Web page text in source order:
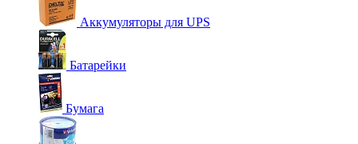
Аккумуляторы для UPS
Батарейки
Бумага